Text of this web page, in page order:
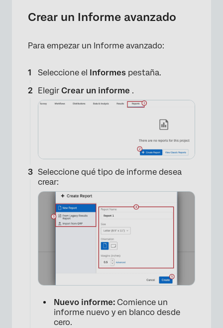
Crear un Informe avanzado
Para empezar un Informe avanzado:
Seleccione el Informes pestaña.
Elegir Crear un informe .
Seleccione qué tipo de informe desea
crear:
Nuevo informe: Comience un
informe nuevo y en blanco desde
cero.